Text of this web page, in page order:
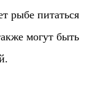
рыбе питаться
могут быть